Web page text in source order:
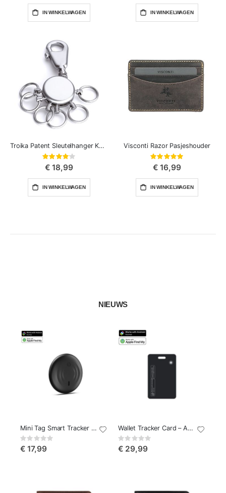
IN WINKELWAGEN IN WINKELWAGEN
Troika Patent Sleutelhanger Karabijnhaak‎ Met 6 Snelkoppeling
Waardering:
82%
€ 18,99
IN WINKELWAGEN
Visconti Razor Pasjeshouder
Waardering:
100%
€ 16,99
IN WINKELWAGEN
NIEUWS
Mini Tag Smart Tracker – Apple & Android
Rating:
€ 17,99
Wallet Tracker Card – Apple Find My & Google Find Hub
Rating:
€ 29,99